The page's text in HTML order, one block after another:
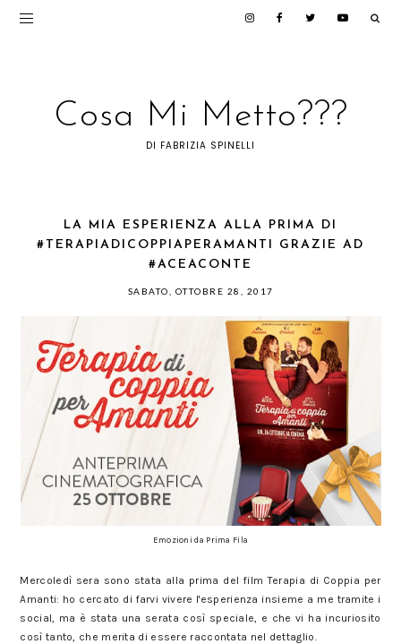
Cosa Mi Metto???
DI FABRIZIA SPINELLI
LA MIA ESPERIENZA ALLA PRIMA DI
#TERAPIADICOPPIAPERAMANTI GRAZIE AD
#ACEACONTE
SABATO, OTTOBRE 28, 2017
Emozioni da Prima Fila
Mercoledì sera sono stata alla prima del film Terapia di Coppia per
Amanti: ho cercato di farvi vivere l'esperienza insieme a me tramite i
social, ma è stata una serata così speciale, e che vi ha incuriosito
così tanto, che merita di essere raccontata nel dettaglio.